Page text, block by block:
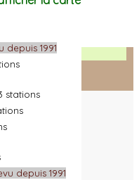
depuis 1991
stations
depuis 1991